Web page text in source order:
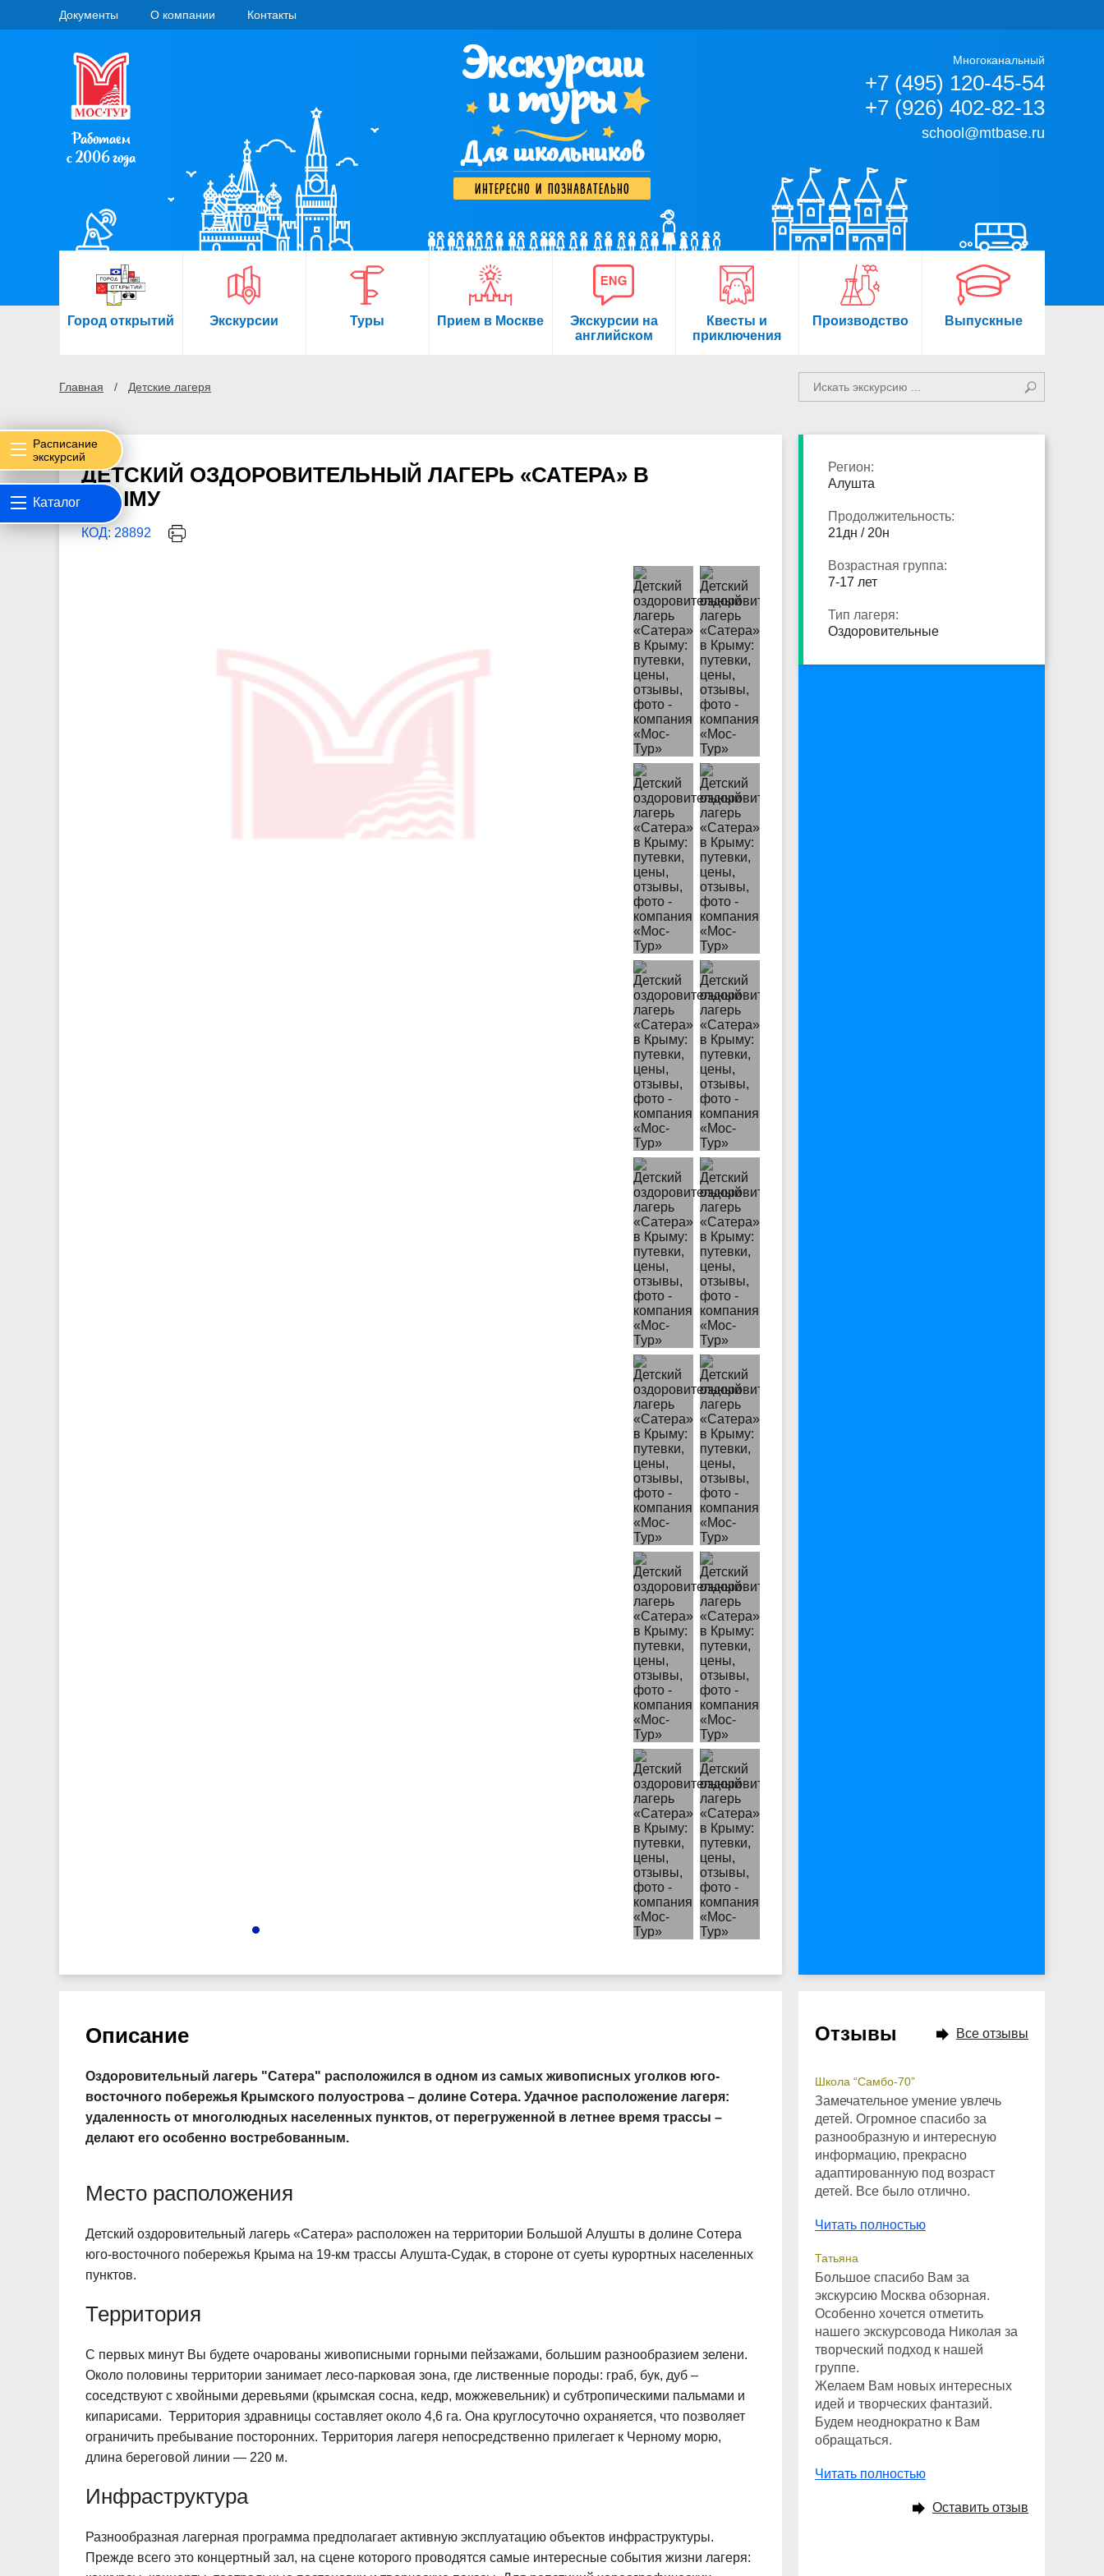
Документы О компании Контакты
Работаем
с 2006 года
Экскурсии
и туры
Для школьников
интересно и познавательно
Многоканальный
+7 (495) 120-45-54
+7 (926) 402-82-13
school@mtbase.ru
Город открытий Экскурсии Туры Прием в Москве
Экскурсии на
английском
Квесты и
приключения
Производство Выпускные
Главная Детские лагеря
Расписание
экскурсий
Каталог
ДЕТСКИЙ ОЗДОРОВИТЕЛЬНЫЙ ЛАГЕРЬ «САТЕРА» В
КРЫМУ
КОД: 28892
Регион:
Алушта
Продолжительность:
21дн / 20н
Возрастная группа:
7-17 лет
Тип лагеря:
Оздоровительные
Описание
Оздоровительный лагерь "Сатера" расположился в одном из самых живописных уголков юго-
восточного побережья Крымского полуострова – долине Сотера. Удачное расположение лагеря:
удаленность от многолюдных населенных пунктов, от перегруженной в летнее время трассы –
делают его особенно востребованным.
Место расположения
Детский оздоровительный лагерь «Сатера» расположен на территории Большой Алушты в долине Сотера
юго-восточного побережья Крыма на 19-км трассы Алушта-Судак, в стороне от суеты курортных населенных
пунктов.
Территория
С первых минут Вы будете очарованы живописными горными пейзажами, большим разнообразием зелени.
Около половины территории занимает лесо-парковая зона, где лиственные породы: граб, бук, дуб –
соседствуют с хвойными деревьями (крымская сосна, кедр, можжевельник) и субтропическими пальмами и
кипарисами. Территория здравницы составляет около 4,6 га. Она круглосуточно охраняется, что позволяет
ограничить пребывание посторонних. Территория лагеря непосредственно прилегает к Черному морю,
длина береговой линии — 220 м.
Инфраструктура
Разнообразная лагерная программа предполагает активную эксплуатацию объектов инфраструктуры.
Прежде всего это концертный зал, на сцене которого проводятся самые интересные события жизни лагеря:
Отзывы Все отзывы
Школа “Самбо-70”
Замечательное умение увлечь
детей. Огромное спасибо за
разнообразную и интересную
информацию, прекрасно
адаптированную под возраст
детей. Все было отлично.
Читать полностью
Татьяна
Большое спасибо Вам за
экскурсию Москва обзорная.
Особенно хочется отметить
нашего экскурсовода Николая за
творческий подход к нашей
группе.
Желаем Вам новых интересных
идей и творческих фантазий.
Будем неоднократно к Вам
обращаться.
Читать полностью
Оставить отзыв